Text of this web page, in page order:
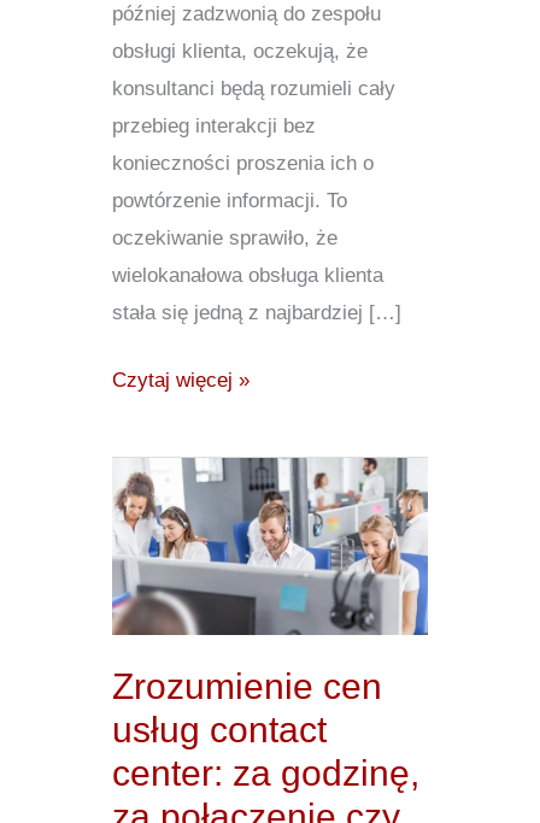
później zadzwonią do zespołu
obsługi klienta, oczekują, że
konsultanci będą rozumieli cały
przebieg interakcji bez
konieczności proszenia ich o
powtórzenie informacji. To
oczekiwanie sprawiło, że
wielokanałowa obsługa klienta
stała się jedną z najbardziej […]
Czytaj więcej »
Zrozumienie cen
usług contact
center: za godzinę,
Zrozumienie
cen
usług
contact
center:
godzinę,
za
połączenie
czy